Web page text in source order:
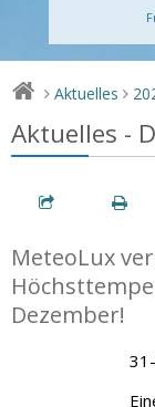
> Aktuelles >
Aktuelles -
MeteoLux
Dezember!